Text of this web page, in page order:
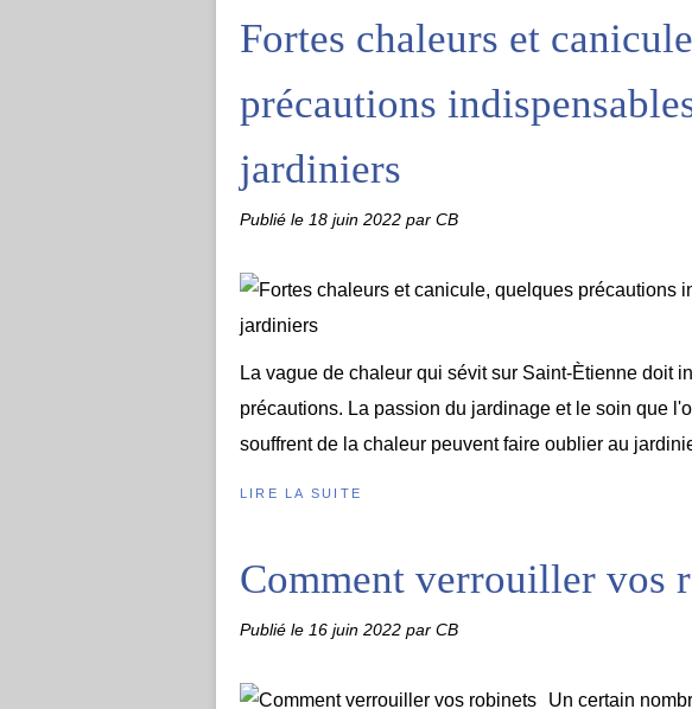
Fortes chaleurs et
précautions
jardiniers
Publié le 18 juin 2022 par CB
La vague de chaleur qui sévit sur Saint-Ètienne doit
précautions. La passion du jardinage et le soin que
souffrent de la chaleur peuvent faire oublier au
LIRE LA SUITE
Comment verrouiller vos
Publié le 16 juin 2022 par CB
Un certain